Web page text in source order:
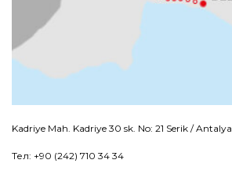
Kadriye Mah. Kadriye 30 sk. No: 21 Serik / Antalya
Тел: +90 (242) 710 34 34